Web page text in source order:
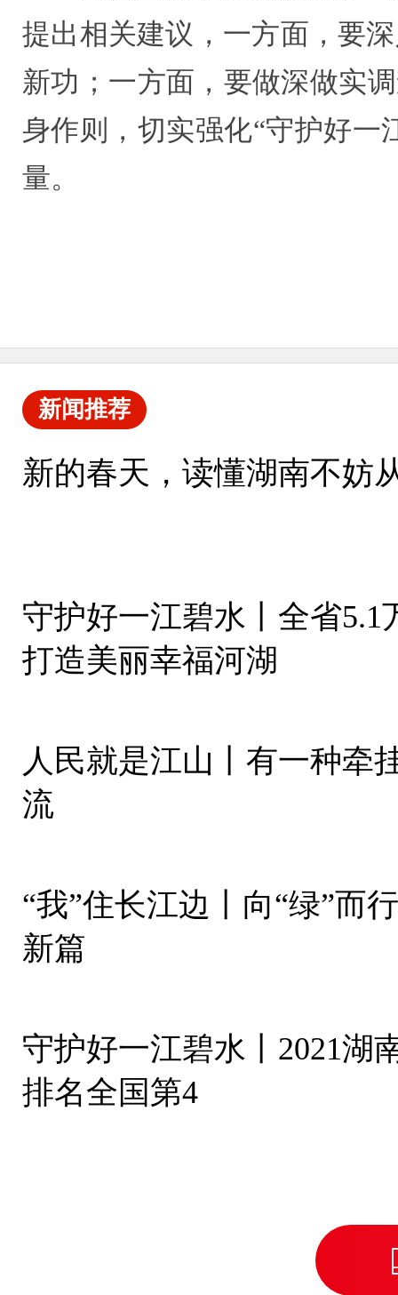
提出相关建议，一方面，要
新功；一方面，要做深做实
身作则，切实强化“守护好一
量。
新闻推荐
新的春天，读懂湖南不妨
守护好一江碧水丨全省
打造美丽幸福河湖
人民就是江山丨有一种牵
流
“我”住长江边丨向“绿”而
新篇
守护好一江碧水丨2021湖
排名全国第4